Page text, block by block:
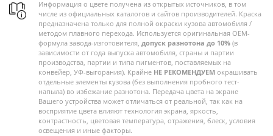
Информация о цвете получена из открытых источников, в том
числе из официальных каталогов и сайтов производителей. Краска
предназначена только для полной окраски кузова автомобиля /
методом плавного перехода. Используется оригинальная OEM-
формула завода-изготовителя, допуск разнотона до 10% (в
зависимости от года выпуска автомобиля, страны и партии
производства, партии и типа пигментов, поставляемых на
конвейер, УФ-выгорания). Крайне НЕ РЕКОМЕНДУЕМ окрашивать
отдельные элементы кузова (без выполнения пробного тест-
напыла) во избежание разнотона. Передача цвета на экране
Вашего устройства может отличаться от реальной, так как на
восприятие цвета влияют технология экрана, яркость,
контрастность, цветовая температура, отражения, блеск, условия
освещения и иные факторы.